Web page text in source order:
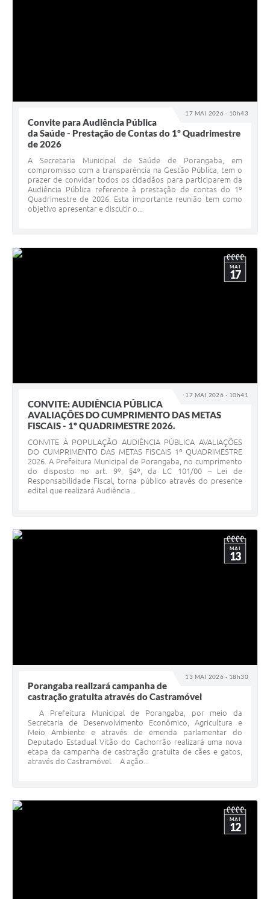
17 MAI 2026 - 10h43
Convite para Audiência Pública
da Saúde - Prestação de Contas do 1º Quadrimestre
de 2026
A Secretaria Municipal de Saúde de Porangaba, em
compromisso com a transparência na Gestão Pública, tem o
prazer de convidar todos os cidadãos para participarem da
Audiência Pública referente à prestação de contas do 1º
Quadrimestre de 2026. Esta importante reunião tem como
objetivo apresentar e discutir o...
17 MAI 2026 - 10h41
MAI
17
CONVITE: AUDIÊNCIA PÚBLICA
AVALIAÇÕES DO CUMPRIMENTO DAS METAS
FISCAIS - 1º QUADRIMESTRE 2026.
CONVITE À POPULAÇÃO AUDIÊNCIA PÚBLICA AVALIAÇÕES
DO CUMPRIMENTO DAS METAS FISCAIS 1º QUADRIMESTRE
2026. A Prefeitura Municipal de Porangaba, no cumprimento
do disposto no art. 9º, §4º, da LC 101/00 – Lei de
Responsabilidade Fiscal, torna público através do presente
edital que realizará Audiência...
13 MAI 2026 - 18h30
MAI
13
Porangaba realizará campanha de
castração gratuita através do Castramóvel
A Prefeitura Municipal de Porangaba, por meio da
Secretaria de Desenvolvimento Econômico, Agricultura e
Meio Ambiente e através de emenda parlamentar do
Deputado Estadual Vitão do Cachorrão realizará uma nova
etapa da campanha de castração gratuita de cães e gatos,
através do Castramóvel. A ação...
MAI
12